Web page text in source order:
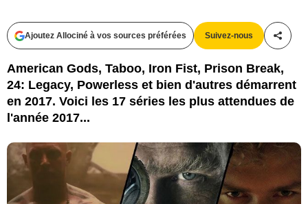
Ajoutez Allociné à vos sources préférées Suivez-nous
American Gods, Taboo, Iron Fist, Prison Break,
24: Legacy, Powerless et bien d'autres démarrent
en 2017. Voici les 17 séries les plus attendues de
l'année 2017...